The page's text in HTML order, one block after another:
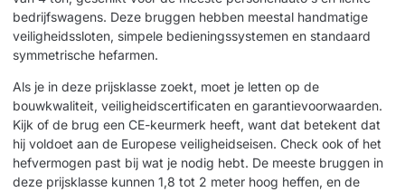
bedrijfswagens. Deze bruggen hebben meestal handmatige
veiligheidssloten, simpele bedieningssystemen en standaard
symmetrische hefarmen.
Als je in deze prijsklasse zoekt, moet je letten op de
bouwkwaliteit, veiligheidscertificaten en garantievoorwaarden.
Kijk of de brug een CE-keurmerk heeft, want dat betekent dat
hij voldoet aan de Europese veiligheidseisen. Check ook of het
hefvermogen past bij wat je nodig hebt. De meeste bruggen in
deze prijsklasse kunnen 1,8 tot 2 meter hoog heffen, en de